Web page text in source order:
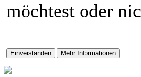
möchtest oder